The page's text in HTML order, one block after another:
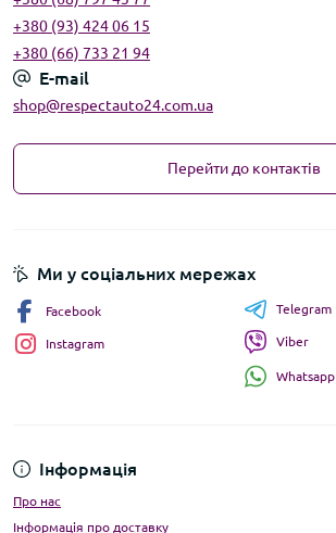
+380 (93) 424 06 15
+380 (66) 733 21 94
E-mail
shop@respectauto24.com.ua
Перейти до контактів
Інформація
Про нас
Інформація про доставку
Ми у соціальних мережах
Facebook
Instagram
Telegram
Viber
Whatsapp